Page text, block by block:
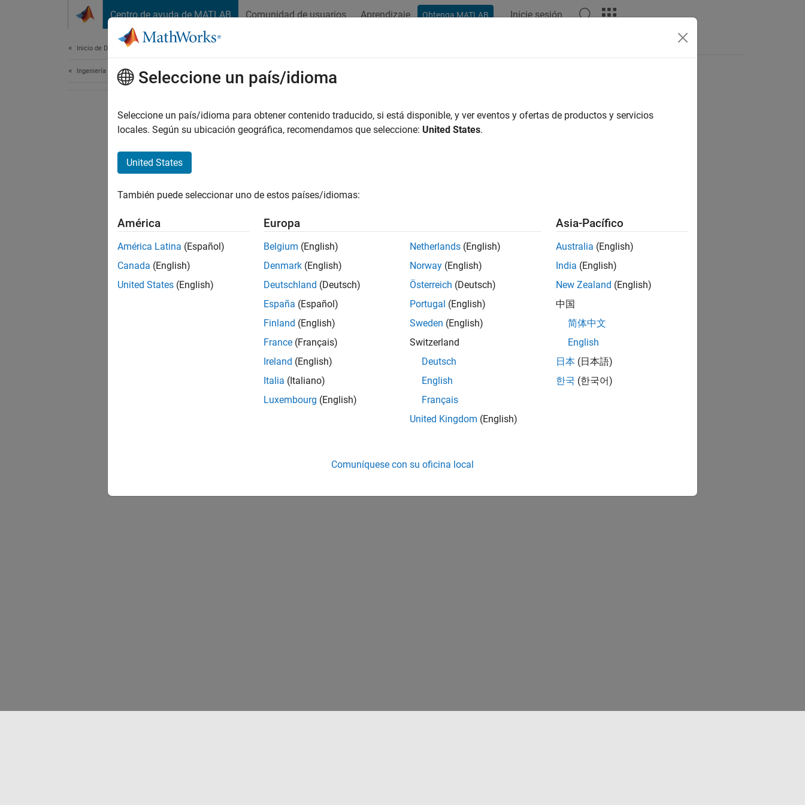
Centro de ayuda de MATLAB Comunidad de usuarios Aprendizaje Obtenga MATLAB Inicie sesión
Inicio de Documentación
Ingeniería de sistemas
¿Qué tan útil fue esta traducción?
Seleccione un país/idioma
Seleccione un país/idioma para obtener contenido traducido, si está disponible, y ver eventos y ofertas de productos y servicios
locales. Según su ubicación geográfica, recomendamos que seleccione: United States.
United States
También puede seleccionar uno de estos países/idiomas:
América
América Latina (Español)
Canada (English)
United States (English)
Europa
Belgium (English)
Denmark (English)
Deutschland (Deutsch)
España (Español)
Finland (English)
France (Français)
Ireland (English)
Italia (Italiano)
Luxembourg (English)
Netherlands (English)
Norway (English)
Österreich (Deutsch)
Portugal (English)
Sweden (English)
Switzerland
Deutsch
English
Français
United Kingdom (English)
Asia-Pacífico
Australia (English)
India (English)
New Zealand (English)
中国
简体中文
English
日本 (日本語)
한국 (한국어)
Comuníquese con su oficina local